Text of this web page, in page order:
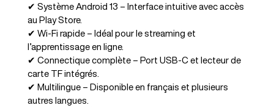
✔ Système Android 13 – Interface intuitive avec accès
au Play Store.
✔ Wi-Fi rapide – Idéal pour le streaming et
l’apprentissage en ligne.
✔ Connectique complète – Port USB-C et lecteur de
carte TF intégrés.
✔ Multilingue – Disponible en français et plusieurs
autres langues.